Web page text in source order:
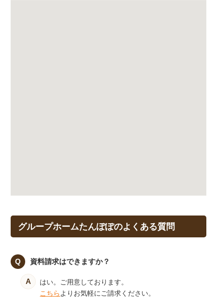
グループホームたんぽぽのよくある質問
資料請求はできますか？
はい。ご用意しております。
こちら よりお気軽にご請求ください。